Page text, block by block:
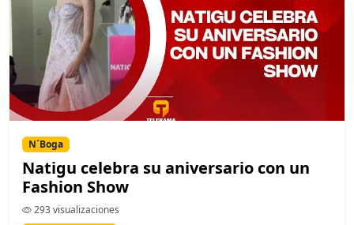
N´Boga
Natigu celebra su aniversario con un
Fashion Show
293 visualizaciones